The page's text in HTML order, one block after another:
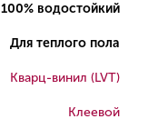
100% водостойкий
Для теплого пола
Кварц-винил (LVT)
Клеевой